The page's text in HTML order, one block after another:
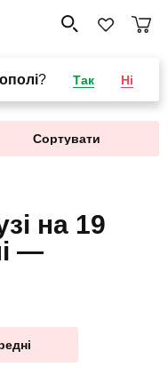
? Так Ні
Сортувати
на 19
—